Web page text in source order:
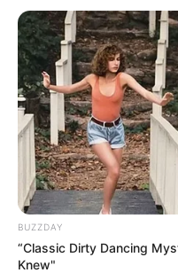
BUZZDAY
“Classic Dirty Dancing
Knew"